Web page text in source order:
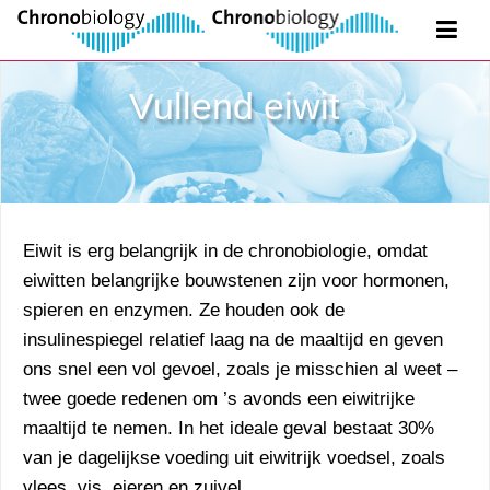
Vullend eiwit
Eiwit is erg belangrijk in de chronobiologie, omdat
eiwitten belangrijke bouwstenen zijn voor hormonen,
spieren en enzymen. Ze houden ook de
insulinespiegel relatief laag na de maaltijd en geven
ons snel een vol gevoel, zoals je misschien al weet –
twee goede redenen om ’s avonds een eiwitrijke
maaltijd te nemen. In het ideale geval bestaat 30%
van je dagelijkse voeding uit eiwitrijk voedsel, zoals